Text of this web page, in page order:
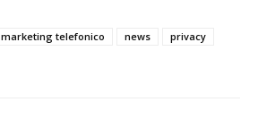
marketing telefonico news
privacy